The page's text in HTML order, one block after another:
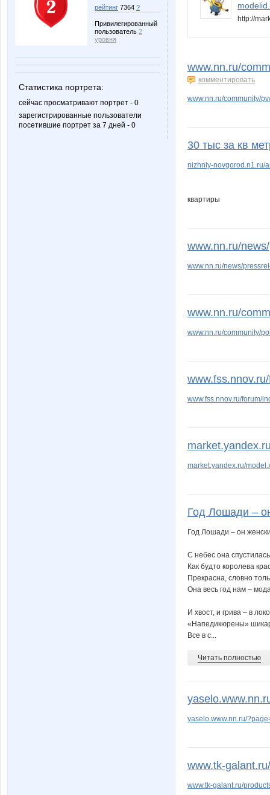
рейтинг 7364 ?
Привилегированный
пользователь 2
уровня
Статистика портрета:
сейчас просматривают портрет - 0
зарегистрированные пользователи
посетившие портрет за 7 дней - 0
http://
www.nn.ru/
комментировать
www.nn.ru/community/
30 тыс за кв
nizhniy-novgorod.n1.ru/
квартиры
www.nn.ru/
www.nn.ru/news/
www.nn.ru/
www.nn.ru/community/
www.fss.nnov.ru/forum/
market.yandex.ru/
Год Лошади –
Год Лошади – он
С небес она
Как будто королева
Прекрасна, словно
Она весь год нам –
И хвост, и грива – в
«Напедикюрены»
Все в с...
Читать полностью
yaselo.www.nn.ru/
www.tk-
www.tk-galant.ru/